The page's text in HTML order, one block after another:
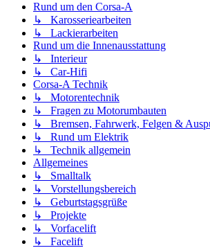
Rund um den Corsa-A
↳ Karosseriearbeiten
↳ Lackierarbeiten
Rund um die Innenausstattung
↳ Interieur
↳ Car-Hifi
Corsa-A Technik
↳ Motorentechnik
↳ Fragen zu Motorumbauten
↳ Bremsen, Fahrwerk, Felgen &
↳ Rund um Elektrik
↳ Technik allgemein
Allgemeines
↳ Smalltalk
↳ Vorstellungsbereich
↳ Geburtstagsgrüße
↳ Projekte
↳ Vorfacelift
↳ Facelift